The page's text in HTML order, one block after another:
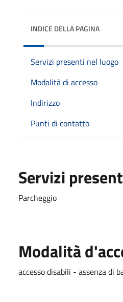
INDICE DELLA PAGINA
Servizi presenti nel luogo
Modalità di accesso
Indirizzo
Punti di contatto
Servizi
Parcheggio
Modalità
accesso disabili - assenza di